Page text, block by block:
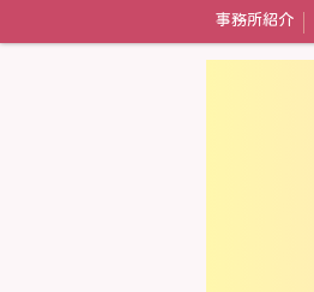
事務所紹介